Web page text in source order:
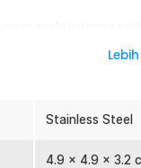
perabotan, pakaian,
ini cocok
Stainless Steel
4.9 x 4.9 x 3.2